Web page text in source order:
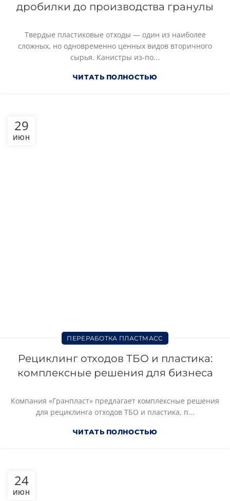
дробилки до производства гранулы
Твердые пластиковые отходы — один из наиболее
сложных, но одновременно ценных видов вторичного
сырья. Канистры из-по...
ЧИТАТЬ ПОЛНОСТЬЮ
29
ИЮН
ПЕРЕРАБОТКА ПЛАСТМАСС
Рециклинг отходов ТБО и пластика:
комплексные решения для бизнеса
Компания «Гранпласт» предлагает комплексные решения
для рециклинга отходов ТБО и пластика, п...
ЧИТАТЬ ПОЛНОСТЬЮ
24
ИЮН